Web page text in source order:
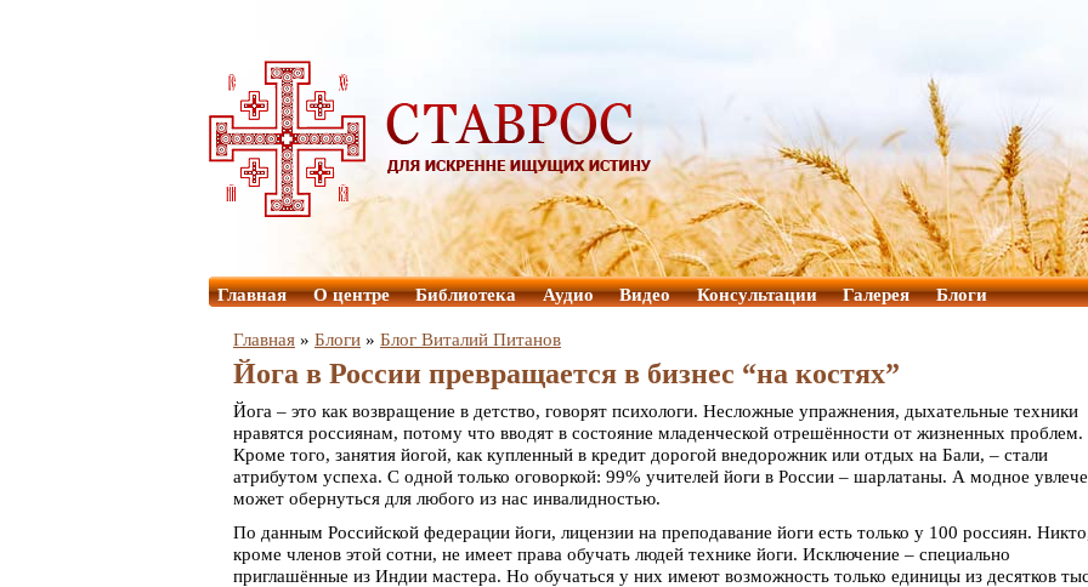
Главная О центре Библиотека Аудио Видео Консультации Галерея Блоги
Главная » Блоги » Блог Виталий Питанов
Йога в России превращается в бизнес “на костях”
Йога – это как возвращение в детство, говорят психологи. Несложные упражнения, дыхательные техники
нравятся россиянам, потому что вводят в состояние младенческой отрешённости от жизненных проблем.
Кроме того, занятия йогой, как купленный в кредит дорогой внедорожник или отдых на Бали, – стали
атрибутом успеха. С одной только оговоркой: 99% учителей йоги в России – шарлатаны. А модное
может обернуться для любого из нас инвалидностью.
По данным Российской федерации йоги, лицензии на преподавание йоги есть только у 100 россиян.
кроме членов этой сотни, не имеет права обучать людей технике йоги. Исключение – специально
приглашённые из Индии мастера. Но обучаться у них имеют возможность только единицы из десятков